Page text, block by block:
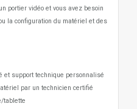
portier vidéo et vous avez besoin
la configuration du matériel et des
et support technique personnalisé
par un technicien certifié
tablette